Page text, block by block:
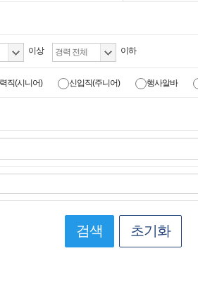
이상 이하
직(시니어) 신입직(주니어) 행사알바
검색 초기화